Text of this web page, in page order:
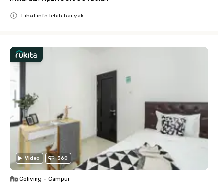
Lihat info lebih banyak
Video 360
Coliving • Campur